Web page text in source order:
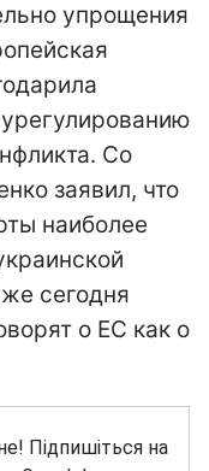
упрощения
Со
заявил, что
наиболее
сегодня
о ЕС как о
Підпишіться на